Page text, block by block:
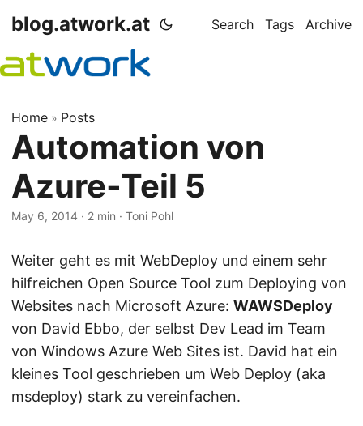
blog.atwork.at Search Tags Archive
Home » Posts
Automation von
Azure-Teil 5
May 6, 2014 · 2 min · Toni Pohl
Weiter geht es mit WebDeploy und einem sehr
hilfreichen Open Source Tool zum Deploying von
Websites nach Microsoft Azure: WAWSDeploy
von David Ebbo, der selbst Dev Lead im Team
von Windows Azure Web Sites ist. David hat ein
kleines Tool geschrieben um Web Deploy (aka
msdeploy) stark zu vereinfachen.